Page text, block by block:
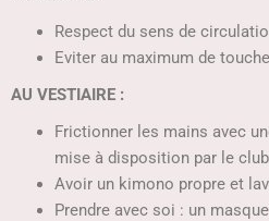
Respect du sens de
Eviter au maximum de
AU VESTIAIRE :
Frictionner les mains avec
mise à disposition par le
Avoir un kimono propre et
Prendre avec soi : un